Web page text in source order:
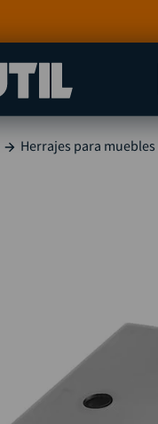
Herrajes para muebles